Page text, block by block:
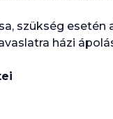
szükség esetén
házi